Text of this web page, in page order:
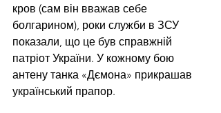
кров (сам він вважав себе
болгарином), роки служби в ЗСУ
показали, що це був справжній
патріот України. У кожному бою
антену танка «Дємона» прикрашав
український прапор.